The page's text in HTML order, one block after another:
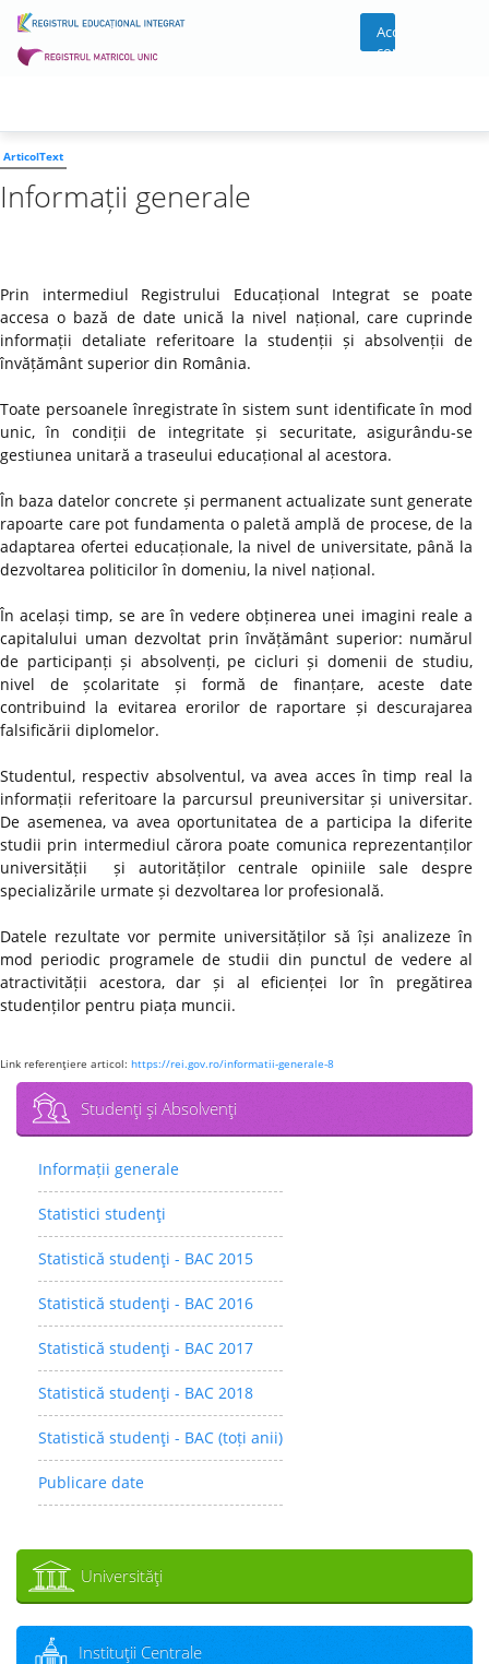
Acces
cont
ArticolText
Informații generale
Prin intermediul Registrului Educațional Integrat se poate
accesa o bază de date unică la nivel național, care cuprinde
informații detaliate referitoare la studenții și absolvenții de
învățământ superior din România.
Toate persoanele înregistrate în sistem sunt identificate în mod
unic, în condiții de integritate și securitate, asigurându-se
gestiunea unitară a traseului educațional al acestora.
În baza datelor concrete și permanent actualizate sunt generate
rapoarte care pot fundamenta o paletă amplă de procese, de la
adaptarea ofertei educaționale, la nivel de universitate, până la
dezvoltarea politicilor în domeniu, la nivel național.
În același timp, se are în vedere obținerea unei imagini reale a
capitalului uman dezvoltat prin învățământ superior: numărul
de participanți și absolvenți, pe cicluri și domenii de studiu,
nivel de școlaritate și formă de finanțare, aceste date
contribuind la evitarea erorilor de raportare și descurajarea
falsificării diplomelor.
Studentul, respectiv absolventul, va avea acces în timp real la
informații referitoare la parcursul preuniversitar și universitar.
De asemenea, va avea oportunitatea de a participa la diferite
studii prin intermediul cărora poate comunica reprezentanților
universității și autorităților centrale opiniile sale despre
specializările urmate și dezvoltarea lor profesională.
Datele rezultate vor permite universităților să își analizeze în
mod periodic programele de studii din punctul de vedere al
atractivității acestora, dar și al eficienței lor în pregătirea
studenților pentru piața muncii.
Link referenţiere articol: https://rei.gov.ro/informatii-generale-8
Studenţi şi Absolvenţi
Informații generale
Statistici studenţi
Statistică studenţi - BAC 2015
Statistică studenţi - BAC 2016
Statistică studenţi - BAC 2017
Statistică studenţi - BAC 2018
Statistică studenţi - BAC (toți anii)
Publicare date
Universităţi
Instituţii Centrale